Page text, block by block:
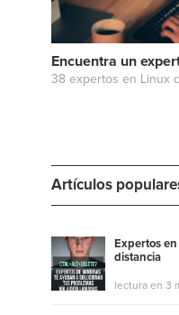
Encuentra un
38 expertos en Linux
Artículos
Expertos
distancia
lectura en 3